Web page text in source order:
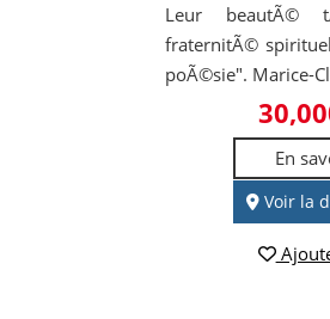
Leur beautÃ©
fraternitÃ©
poÃ©sie". Marice-
En
Voir la